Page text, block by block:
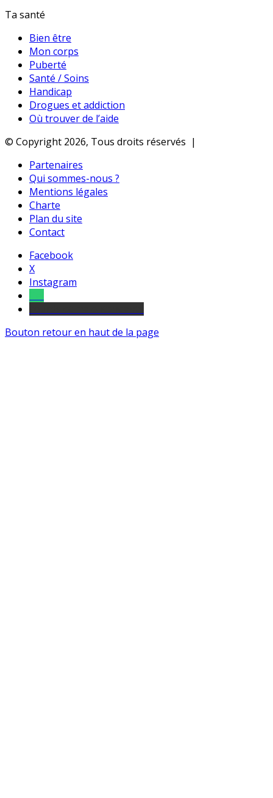
Ta santé
Bien être
Mon corps
Puberté
Santé / Soins
Handicap
Drogues et addiction
Où trouver de l’aide
© Copyright 2026, Tous droits réservés |
Partenaires
Qui sommes-nous ?
Mentions légales
Charte
Plan du site
Contact
Facebook
X
Instagram
Bouton retour en haut de la page